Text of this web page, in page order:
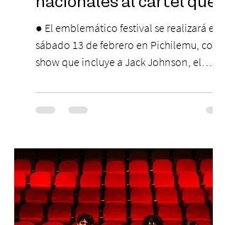
nacionales al cartel que
encabeza Jack Johnson
● El emblemático festival se realizará el
sábado 13 de febrero en Pichilemu, con un
show que incluye a Jack Johnson, el
El lunes 10 de agosto comienza la
Preventa Exclusiva Santander con 30%
stock). Posterior a esta preventa exclusiva
se da inicio a la segunda etapa con una
preventa con 20% descuento para los
clientes del mismo banco y 20% para las
personas que se pre inscribieron y el miérc